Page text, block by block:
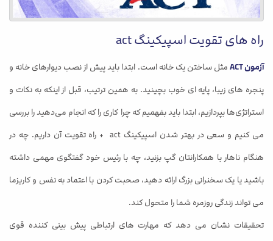
راه های تقویت اسپیکینگ act
آزمون ACT
مثل ساختن یک خانه است. ابتدا باید پیش از نصب دیوارهای خانه و
پنجره‌ های زیبا، پایه‌ ای خوب بچینید. به همین ترتیب، قبل از اینکه به نکات و
استراتژی‌ها بپردازیم، ابتدا باید بفهمیم که چرا کاری را که انجام می‌دهید را بررسی
می کنیم و سعی در بهتر شدن اسپیکینگ act + راه تقویت آن داریم. چه در
هنگام ناهار با همکارانتان گپ بزنید، چه با رئیس خود گفتگوی مهمی داشته
باشید یا یک سخنرانی بزرگ ارائه دهید، صحبت کردن با اعتماد به نفس و کاریزما
می تواند زندگی روزمره شما را متحول کند.
تحقیقات نشان می دهد که مهارت های ارتباطی پیش بینی کننده قوی